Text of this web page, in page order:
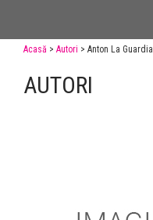
Acasă > Autori > Anton La Guardia
AUTORI